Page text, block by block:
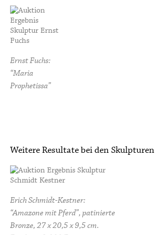
Ernst Fuchs:
“Maria
Prophetissa”
Weitere Resultate bei den Skulpturen
Erich Schmidt-Kestner:
“Amazone mit Pferd”, patinierte
Bronze, 27 x 20,5 x 9,5 cm.